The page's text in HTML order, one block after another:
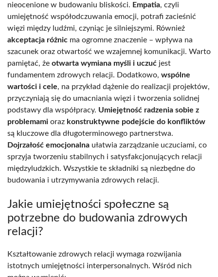
nieocenione w budowaniu bliskości. Empatia, czyli
umiejętność współodczuwania emocji, potrafi zacieśnić
więzi między ludźmi, czyniąc je silniejszymi. Również
akceptacja różnic ma ogromne znaczenie – wpływa na
szacunek oraz otwartość we wzajemnej komunikacji. Warto
pamiętać, że otwarta wymiana myśli i uczuć jest
fundamentem zdrowych relacji. Dodatkowo, wspólne
wartości i cele, na przykład dążenie do realizacji projektów,
przyczyniają się do umacniania więzi i tworzenia solidnej
podstawy dla współpracy. Umiejętność radzenia sobie z
problemami oraz konstruktywne podejście do konfliktów
są kluczowe dla długoterminowego partnerstwa.
Dojrzałość emocjonalna ułatwia zarządzanie uczuciami, co
sprzyja tworzeniu stabilnych i satysfakcjonujących relacji
międzyludzkich. Wszystkie te składniki są niezbędne do
budowania i utrzymywania zdrowych relacji.
Jakie umiejętności społeczne są
potrzebne do budowania zdrowych
relacji?
Kształtowanie zdrowych relacji wymaga rozwijania
istotnych umiejętności interpersonalnych. Wśród nich